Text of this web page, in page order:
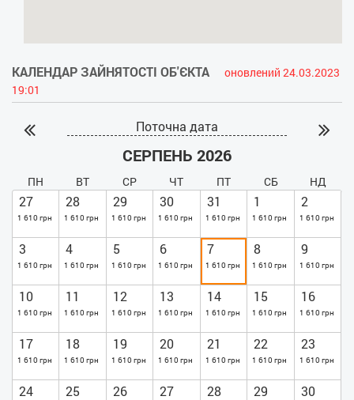
КАЛЕНДАР ЗАЙНЯТОСТІ ОБ'ЄКТА
оновлений 24.03.2023
19:01
Поточна дата
СЕРПЕНЬ 2026
ПН ВТ СР ЧТ ПТ СБ НД
27
1 610 грн
28
1 610 грн
29
1 610 грн
30
1 610 грн
31
1 610 грн
1
1 610 грн
2
1 610 грн
3
1 610 грн
4
1 610 грн
5
1 610 грн
6
1 610 грн
7
1 610 грн
8
1 610 грн
9
1 610 грн
10
1 610 грн
11
1 610 грн
12
1 610 грн
13
1 610 грн
14
1 610 грн
15
1 610 грн
16
1 610 грн
17
1 610 грн
18
1 610 грн
19
1 610 грн
20
1 610 грн
21
1 610 грн
22
1 610 грн
23
1 610 грн
24 25 26 27 28 29 30